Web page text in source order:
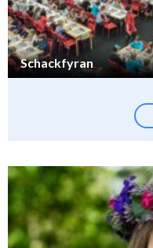
Schackfyran